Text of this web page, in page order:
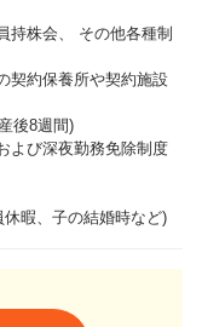
持株会、 その他各種制
契約保養所や契約施設
後8週間)
よび深夜勤務免除制度
暇、子の結婚時など)